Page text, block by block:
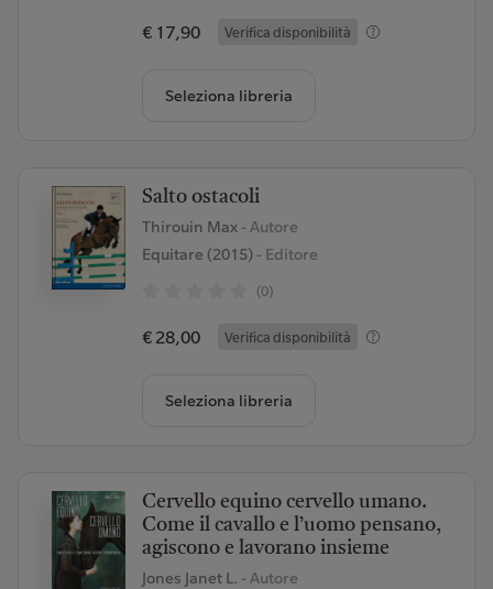
€ 17,90 Verifica disponibilità
Seleziona libreria
Salto ostacoli
Thirouin Max - Autore
Equitare (2015)- Editore
(0)
€ 28,00 Verifica disponibilità
Seleziona libreria
Cervello equino cervello umano.
Come il cavallo e l’uomo pensano,
agiscono e lavorano insieme
Jones Janet L. - Autore